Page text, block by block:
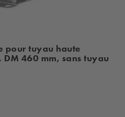
pour tuyau haute
460 mm, sans tuyau